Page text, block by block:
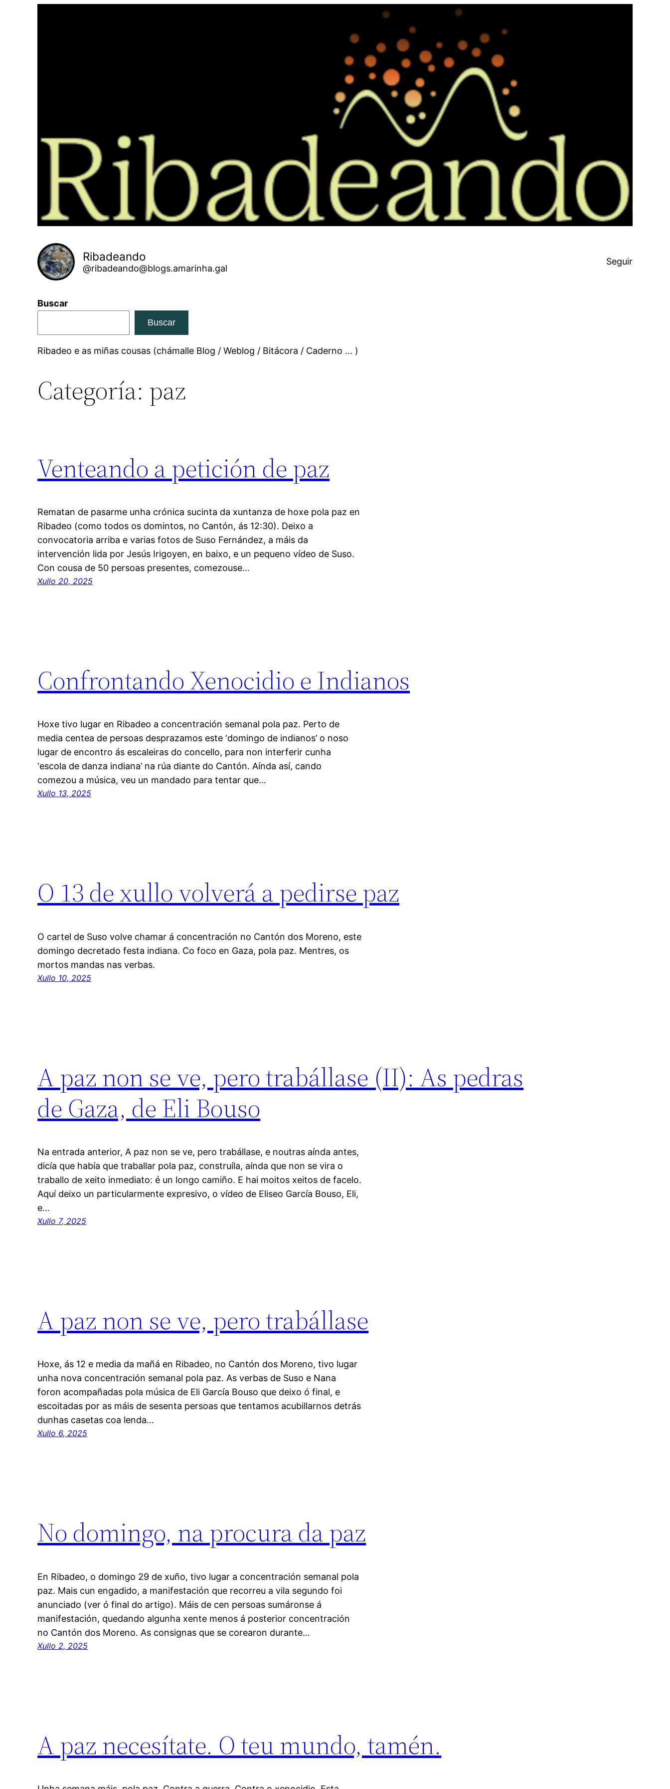
Ribadeando
@ribadeando@blogs.amarinha.gal
Seguir
Buscar
Buscar
Ribadeo e as miñas cousas (chámalle Blog / Weblog / Bitácora / Caderno … )
Categoría: paz
Venteando a petición de paz
Rematan de pasarme unha crónica sucinta da xuntanza de hoxe pola paz en
Ribadeo (como todos os domintos, no Cantón, ás 12:30). Deixo a
convocatoria arriba e varias fotos de Suso Fernández, a máis da
intervención lida por Jesús Irigoyen, en baixo, e un pequeno vídeo de Suso.
Con cousa de 50 persoas presentes, comezouse…
Xullo 20, 2025
Confrontando Xenocidio e Indianos
Hoxe tivo lugar en Ribadeo a concentración semanal pola paz. Perto de
media centea de persoas desprazamos este ‘domingo de indianos’ o noso
lugar de encontro ás escaleiras do concello, para non interferir cunha
‘escola de danza indiana’ na rúa diante do Cantón. Aínda así, cando
comezou a música, veu un mandado para tentar que…
Xullo 13, 2025
O 13 de xullo volverá a pedirse paz
O cartel de Suso volve chamar á concentración no Cantón dos Moreno, este
domingo decretado festa indiana. Co foco en Gaza, pola paz. Mentres, os
mortos mandas nas verbas.
Xullo 10, 2025
A paz non se ve, pero trabállase (II): As pedras
de Gaza, de Eli Bouso
Na entrada anterior, A paz non se ve, pero trabállase, e noutras aínda antes,
dicía que había que traballar pola paz, construíla, aínda que non se vira o
traballo de xeito inmediato: é un longo camiño. E hai moitos xeitos de facelo.
Aquí deixo un particularmente expresivo, o vídeo de Eliseo García Bouso, Eli,
e…
Xullo 7, 2025
A paz non se ve, pero trabállase
Hoxe, ás 12 e media da mañá en Ribadeo, no Cantón dos Moreno, tivo lugar
unha nova concentración semanal pola paz. As verbas de Suso e Nana
foron acompañadas pola música de Eli García Bouso que deixo ó final, e
escoitadas por as máis de sesenta persoas que tentamos acubillarnos detrás
dunhas casetas coa lenda…
Xullo 6, 2025
No domingo, na procura da paz
En Ribadeo, o domingo 29 de xuño, tivo lugar a concentración semanal pola
paz. Mais cun engadido, a manifestación que recorreu a vila segundo foi
anunciado (ver ó final do artigo). Máis de cen persoas sumáronse á
manifestación, quedando algunha xente menos á posterior concentración
no Cantón dos Moreno. As consignas que se corearon durante…
Xullo 2, 2025
A paz necesítate. O teu mundo, tamén.